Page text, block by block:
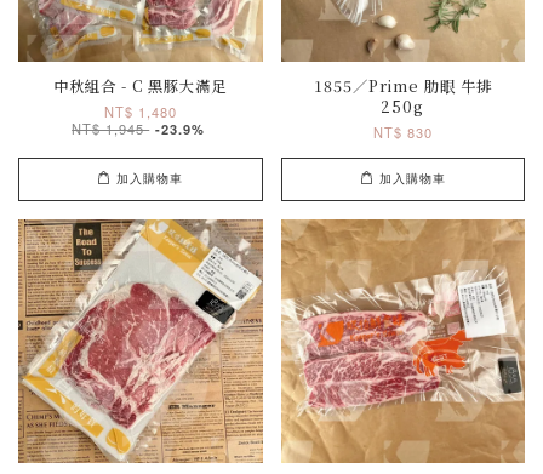
中秋組合 - C 黑豚大滿足
NT$ 1,480
NT$ 1,945 -23.9%
加入購物車
1855／Prime 肋眼 牛排
250g
NT$ 830
加入購物車